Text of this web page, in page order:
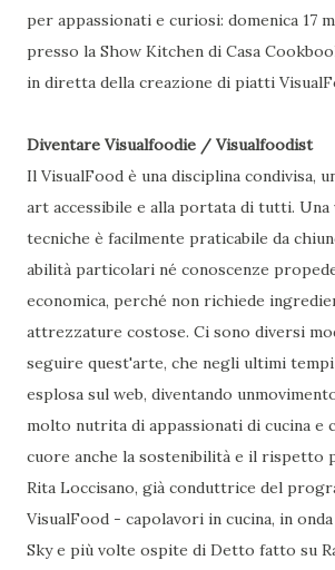
per appassionati e curiosi: domenica 17
presso la Show Kitchen di Casa
in diretta della creazione di piatti
Diventare Visualfoodie / Visualfoodist
Il VisualFood è una disciplina condivisa,
art accessibile e alla portata di tutti. Una
tecniche è facilmente praticabile da
abilità particolari né conoscenze
economica, perché non richiede
attrezzature costose. Ci sono diversi
seguire quest'arte, che negli ultimi
esplosa sul web, diventando
molto nutrita di appassionati di cucina e
cuore anche la sostenibilità e il rispetto
Rita Loccisano, già conduttrice del
VisualFood - capolavori in cucina, in
Sky e più volte ospite di Detto fatto su